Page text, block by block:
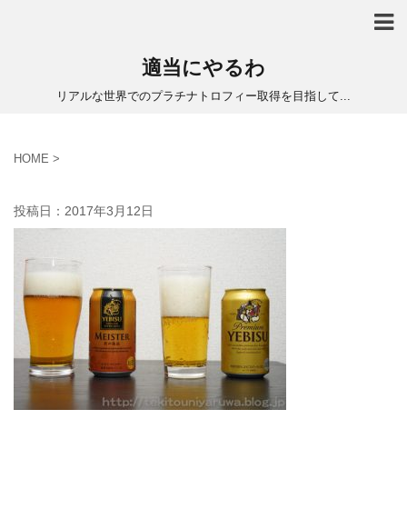
適当にやるわ
リアルな世界でのプラチナトロフィー取得を目指して...
HOME >
投稿日： 2017年3月12日